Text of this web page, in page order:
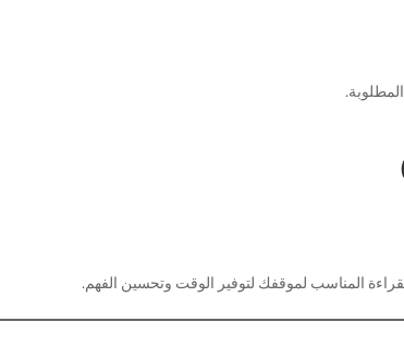
المناسب لموقفك لتوفير الوقت وتحسين الفهم.